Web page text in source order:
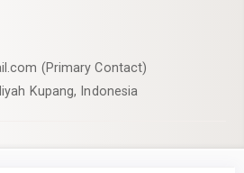
(Primary Contact)
Kupang, Indonesia